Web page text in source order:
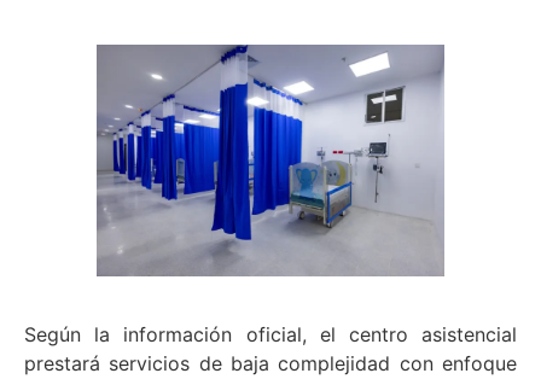
Según la información oficial, el centro asistencial
prestará servicios de baja complejidad con enfoque